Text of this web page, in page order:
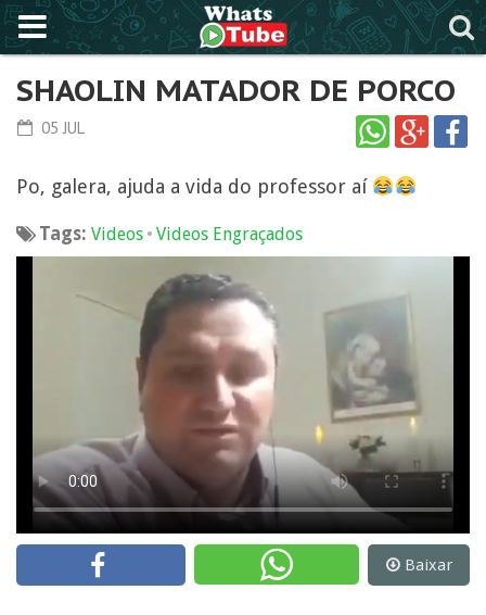
SHAOLIN MATADOR DE PORCO
05 JUL
Po, galera, ajuda a vida do professor aí
Tags: Videos • Videos Engraçados
Baixar